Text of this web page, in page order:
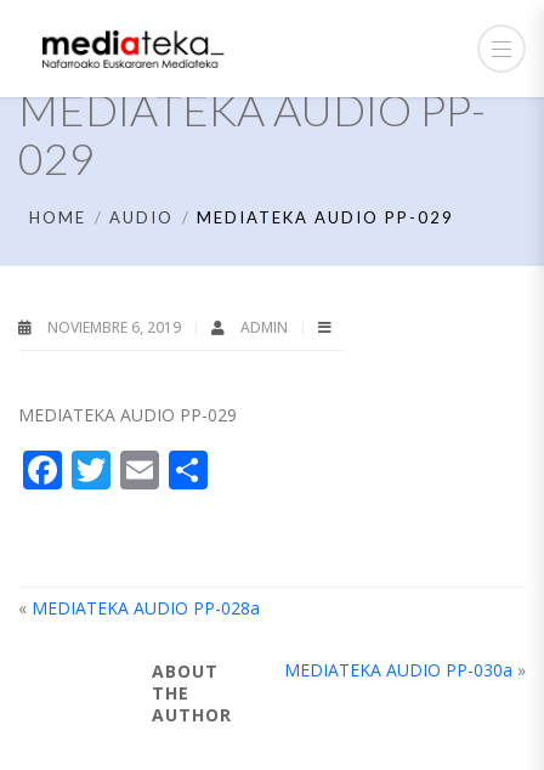
MEDIATEKA AUDIO PP-
029
HOME AUDIO MEDIATEKA AUDIO PP-029
NOVIEMBRE 6, 2019 ADMIN
MEDIATEKA AUDIO PP-029
Facebook
Twitter
Email
« MEDIATEKA AUDIO PP-028a
MEDIATEKA AUDIO PP-030a »
ABOUT
THE
AUTHOR